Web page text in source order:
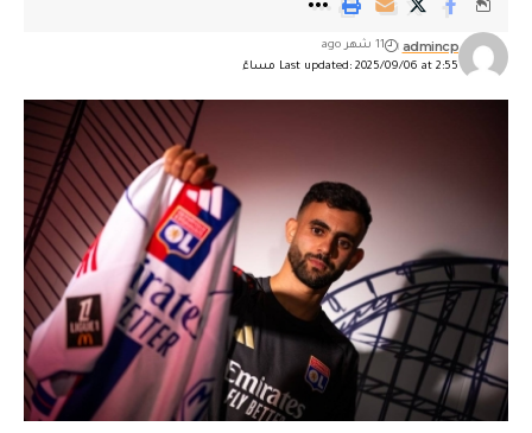
Last updated: 2025/09/06 at 2:55 مساءً
admincp 11 شهر ago